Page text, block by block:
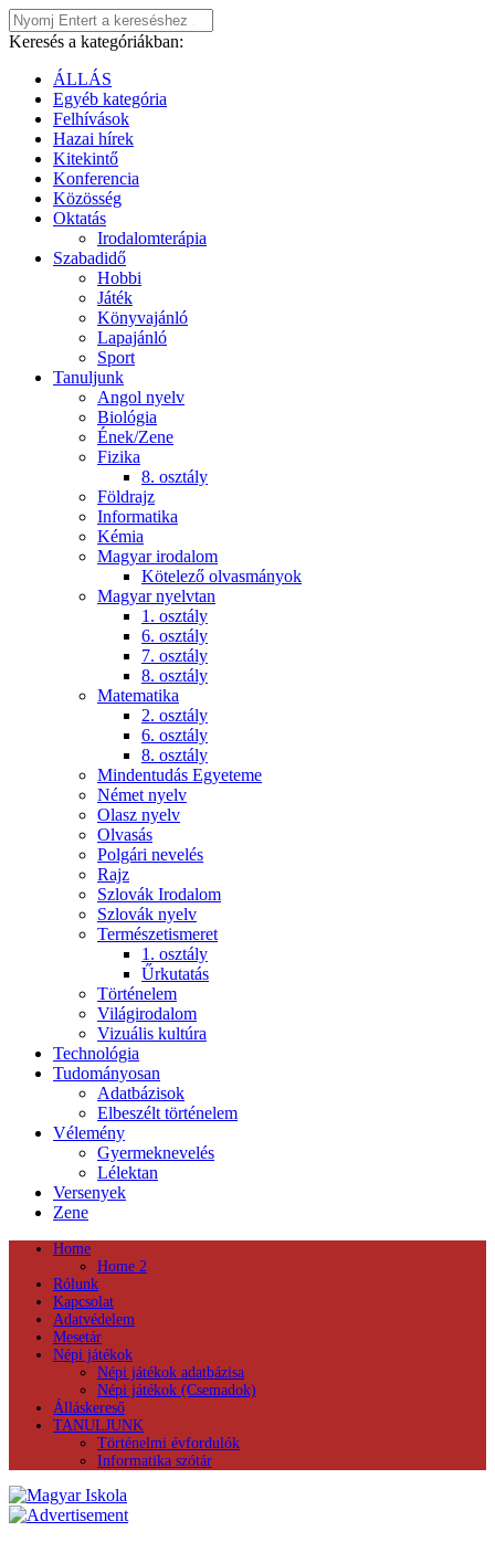
Keresés a kategóriákban:
ÁLLÁS
Egyéb kategória
Felhívások
Hazai hírek
Kitekintő
Konferencia
Közösség
Oktatás
Irodalomterápia
Szabadidő
Hobbi
Játék
Könyvajánló
Lapajánló
Sport
Tanuljunk
Angol nyelv
Biológia
Ének/Zene
Fizika
8. osztály
Földrajz
Informatika
Kémia
Magyar irodalom
Kötelező olvasmányok
Magyar nyelvtan
1. osztály
6. osztály
7. osztály
8. osztály
Matematika
2. osztály
6. osztály
8. osztály
Mindentudás Egyeteme
Német nyelv
Olasz nyelv
Olvasás
Polgári nevelés
Rajz
Szlovák Irodalom
Szlovák nyelv
Természetismeret
1. osztály
Űrkutatás
Történelem
Világirodalom
Vizuális kultúra
Technológia
Tudományosan
Adatbázisok
Elbeszélt történelem
Vélemény
Gyermeknevelés
Lélektan
Versenyek
Zene
Home
Home 2
Rólunk
Kapcsolat
Adatvédelem
Mesetár
Népi játékok
Népi játékok adatbázisa
Népi játékok (Csemadok)
Álláskereső
TANULJUNK
Történelmi évfordulók
Informatika szótár